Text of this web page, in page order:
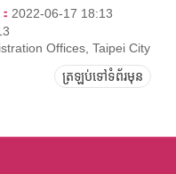
2022-06-17 18:13
Offices, Taipei City
ត្រឡប់ទៅទំព័រមុន